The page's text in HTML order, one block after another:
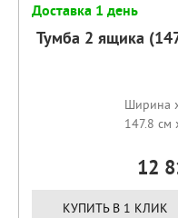
Доставка 1 день
Тумба 2 ящика
Ширина
147.8 см
12
КУПИТЬ В 1 КЛИК